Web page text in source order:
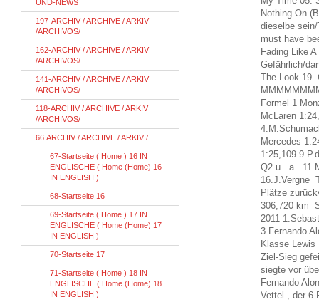
Nothing On
dieselbe
must have
Fading Like
Gefährlich/
The Look 19.
Formel 1
McLaren
Mercedes
1:25,109
Q2 u . a .
16.J.Vergne
Plätze
306,720 km
2011
3.Fernando
Klasse
Ziel-Sieg
siegte vor
Fernando
Vettel , der 6
UND-NEWS
197-ARCHIV / ARCHIVE / ARKIV
/ARCHIVOS/
162-ARCHIV / ARCHIVE / ARKIV
/ARCHIVOS/
141-ARCHIV / ARCHIVE / ARKIV
/ARCHIVOS/
118-ARCHIV / ARCHIVE / ARKIV
/ARCHIVOS/
66.ARCHIV / ARCHIVE / ARKIV /
67-Startseite ( Home ) 16 IN
ENGLISCHE ( Home (Home) 16
IN ENGLISH )
68-Startseite 16
69-Startseite ( Home ) 17 IN
ENGLISCHE ( Home (Home) 17
IN ENGLISH )
70-Startseite 17
71-Startseite ( Home ) 18 IN
ENGLISCHE ( Home (Home) 18
IN ENGLISH )